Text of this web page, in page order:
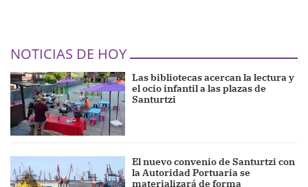
NOTICIAS DE HOY
Las bibliotecas acercan la lectura y
el ocio infantil a las plazas de
Santurtzi
El nuevo convenio de Santurtzi con
la Autoridad Portuaria se
materializará de forma